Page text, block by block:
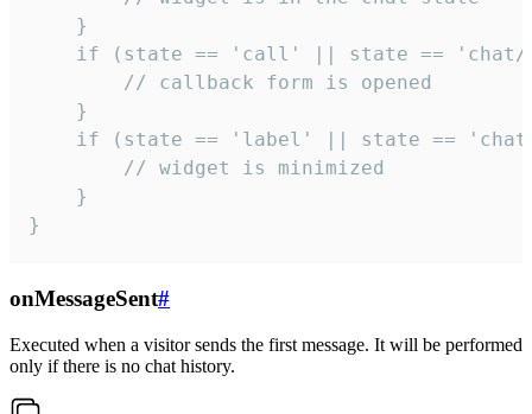
    }
if (state == 'call' || state ==
        // callback form is opened
    }
if (state == 'label' || state ==
        // widget is minimized
    }
}
onMessageSent#
Executed when a visitor sends the first message. It will be performed
only if there is no chat history.